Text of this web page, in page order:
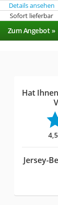
Details ansehen
Sofort lieferbar
Zum Angebot »
Hat
Jersey-